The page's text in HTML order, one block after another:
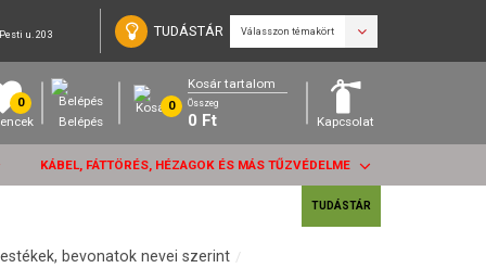
u. 203
TUDÁSTÁR Válasszon témakört
0
Belépés
0
Kosár tartalom
Összeg
0 Ft Kapcsolat
KÁBEL, FÁTTÖRÉS, HÉZAGOK ÉS MÁS TŰZVÉDELME
TUDÁSTÁR
bevonatok nevei szerint